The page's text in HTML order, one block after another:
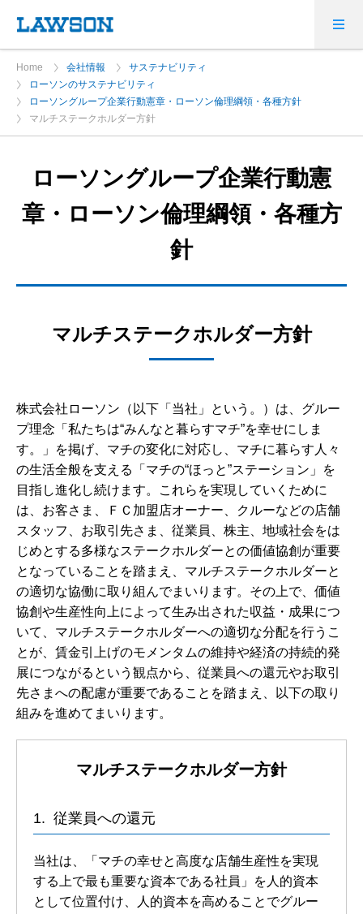
Home 会社情報
サステナビリティ
ローソンのサステナビリティ
ローソングループ企業行動憲章・ローソン倫理綱領・各種方針
マルチステークホルダー方針
ローソングループ企業行動憲
章・ローソン倫理綱領・各種方
針
マルチステークホルダー方針
株式会社ローソン（以下「当社」という。）は、グルー
プ理念「私たちは“みんなと暮らすマチ”を幸せにしま
す。」を掲げ、マチの変化に対応し、マチに暮らす人々
の生活全般を支える「マチの“ほっと”ステーション」を
目指し進化し続けます。これらを実現していくために
は、お客さま、ＦＣ加盟店オーナー、クルーなどの店舗
スタッフ、お取引先さま、従業員、株主、地域社会をは
じめとする多様なステークホルダーとの価値協創が重要
となっていることを踏まえ、マルチステークホルダーと
の適切な協働に取り組んでまいります。その上で、価値
協創や生産性向上によって生み出された収益・成果につ
いて、マルチステークホルダーへの適切な分配を行うこ
とが、賃金引上げのモメンタムの維持や経済の持続的発
展につながるという観点から、従業員への還元やお取引
先さまへの配慮が重要であることを踏まえ、以下の取り
組みを進めてまいります。
マルチステークホルダー方針
従業員への還元
当社は、「マチの幸せと高度な店舗生産性を実現
する上で最も重要な資本である社員」を人的資本
として位置付け、人的資本を高めることでグルー